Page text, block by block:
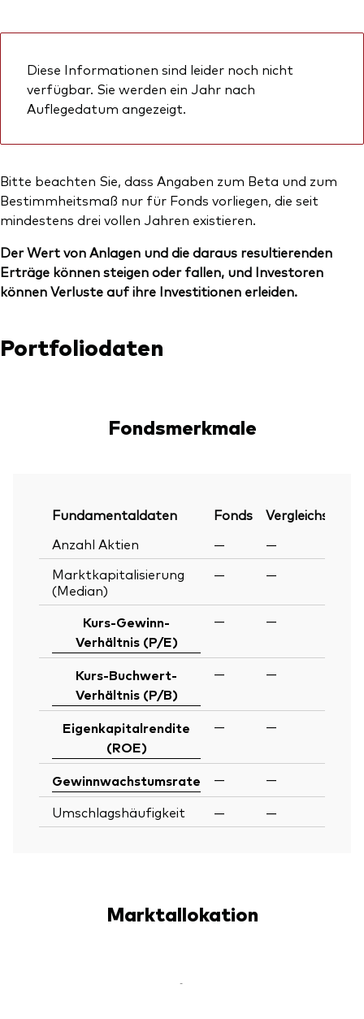
Diese Informationen sind leider noch nicht
verfügbar. Sie werden ein Jahr nach
Auflegedatum angezeigt.
Bitte beachten Sie, dass Angaben zum Beta und zum
Bestimmheitsmaß nur für Fonds vorliegen, die seit
mindestens drei vollen Jahren existieren.
Der Wert von Anlagen und die daraus resultierenden
Erträge können steigen oder fallen, und Investoren
können Verluste auf ihre Investitionen erleiden.
Portfoliodaten
Fondsmerkmale
Fundamentaldaten Fonds
Vergleichsindex
Anzahl Aktien
—
—
Marktkapitalisierung
(Median)
— —
Kurs-Gewinn-
Verhältnis (P/E)
— —
Kurs-Buchwert-
Verhältnis (P/B)
— —
Eigenkapitalrendite
(ROE)
— —
Gewinnwachstumsrate —
—
Umschlagshäufigkeit
— —
Marktallokation
-